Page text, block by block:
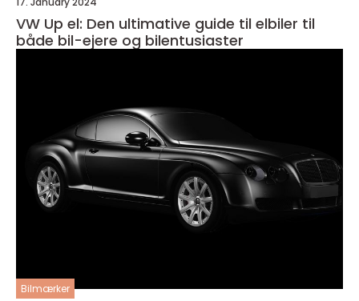
VW Up el: Den ultimative guide til elbiler til
både bil-ejere og bilentusiaster
Bilmærker